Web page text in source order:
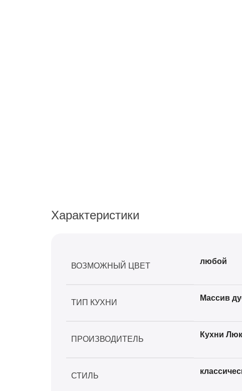
Характеристики
ВОЗМОЖНЫЙ ЦВЕТ
любой
ТИП КУХНИ
Массив
ПРОИЗВОДИТЕЛЬ
Кухни
СТИЛЬ